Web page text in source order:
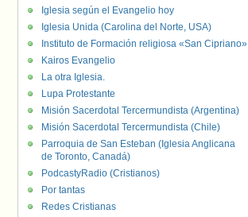
Iglesia según el Evangelio hoy
Iglesia Unida (Carolina del Norte, USA)
Instituto de Formación religiosa «San Cipriano»
Kairos Evangelio
La otra Iglesia.
Lupa Protestante
Misión Sacerdotal Tercermundista (Argentina)
Misión Sacerdotal Tercermundista (Chile)
Parroquia de San Esteban (Iglesia Anglicana
de Toronto, Canadá)
PodcastyRadio (Cristianos)
Por tantas
Redes Cristianas